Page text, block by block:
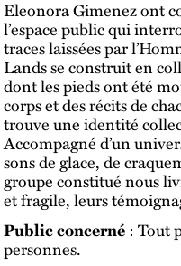
Eleonora Gimenez ont
l’espace public qui
traces laissées par
Lands se construit en
dont les pieds ont été
corps et des récits de
trouve une identité
Accompagné d’un
sons de glace, de
groupe constitué nous
et fragile, leurs
Public concerné : Tout
personnes.